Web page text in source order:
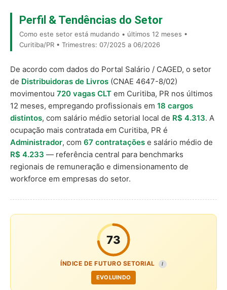
Perfil & Tendências do Setor
Como este setor está mudando • últimos 12 meses •
Curitiba/PR • Trimestres: 07/2025 a 06/2026
De acordo com dados do Portal Salário / CAGED, o setor
de Distribuidoras de Livros (CNAE 4647-8/02)
movimentou 720 vagas CLT em Curitiba, PR nos últimos
12 meses, empregando profissionais em 18 cargos
distintos, com salário médio setorial local de R$ 4.313. A
ocupação mais contratada em Curitiba, PR é
Administrador, com 67 contratações e salário médio de
R$ 4.233 — referência central para benchmarks
regionais de remuneração e dimensionamento de
workforce em empresas do setor.
73
ÍNDICE DE FUTURO SETORIAL I
EVOLUINDO